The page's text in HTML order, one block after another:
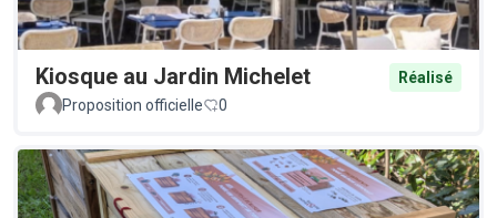
Kiosque au Jardin Michelet
Réalisé
Proposition officielle
0